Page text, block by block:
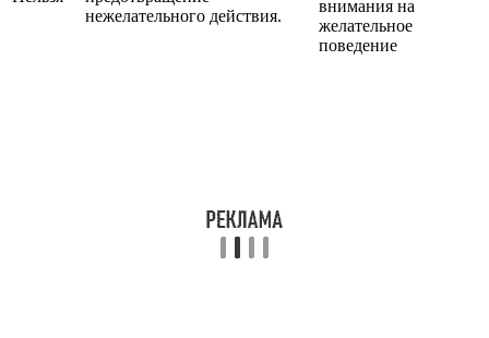
нежелательного действия.
внимания на
желательное
поведение